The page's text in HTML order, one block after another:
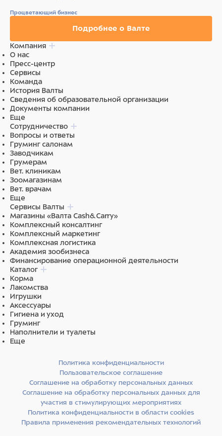
Процветающий бизнес
Подробнее о Валте
Компания
О нас
Пресс-центр
Сервисы
Команда
История Валты
Сведения об образовательной организации
Документы компании
Еще
Сотрудничество
Вопросы и ответы
Груминг салонам
Заводчикам
Грумерам
Вет. клиникам
Зоомагазинам
Вет. врачам
Еще
Сервисы Валты
Магазины «Валта Cash&Carry»
Комплексный консалтинг
Комплексный маркетинг
Комплексная логистика
Академия зообизнеса
Финансирование операционной деятельности
Каталог
Корма
Лакомства
Игрушки
Аксессуары
Гигиена и уход
Груминг
Наполнители и туалеты
Еще
Политика конфиденциальности
Пользовательское соглашение
Соглашение на обработку персональных данных
Соглашение на обработку персональных данных для
участия в стимулирующих мероприятиях
Политика конфиденциальности в области cookies
Правила применения рекомендательных технологий